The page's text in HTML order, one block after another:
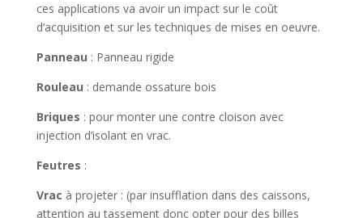
ces applications va avoir un impact sur le coût
d’acquisition et sur les techniques de mises en oeuvre.
Panneau : Panneau rigide
Rouleau : demande ossature bois
Briques : pour monter une contre cloison avec
injection d’isolant en vrac.
Feutres :
Vrac à projeter : (par insufflation dans des caissons,
attention au tassement donc opter pour des billes